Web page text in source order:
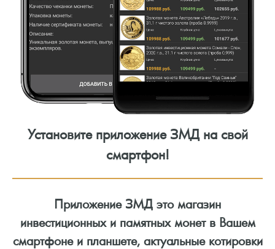
Установите приложение ЗМД на свой
смартфон!
Приложение ЗМД это магазин
инвестиционных и памятных монет в Вашем
смартфоне и планшете, актуальные котировки